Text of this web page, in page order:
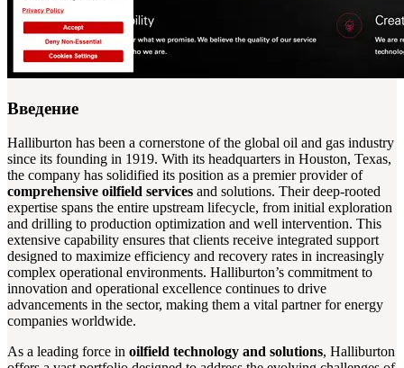
Введение
Halliburton has been a cornerstone of the global oil and gas industry
since its founding in 1919. With its headquarters in Houston, Texas,
the company has solidified its position as a premier provider of
comprehensive oilfield services and solutions. Their deep-rooted
expertise spans the entire upstream lifecycle, from initial exploration
and drilling to production optimization and well intervention. This
extensive capability ensures that clients receive integrated support
designed to maximize efficiency and recovery rates in increasingly
complex operational environments. Halliburton’s commitment to
innovation and operational excellence continues to drive
advancements in the sector, making them a vital partner for energy
companies worldwide.
As a leading force in oilfield technology and solutions, Halliburton